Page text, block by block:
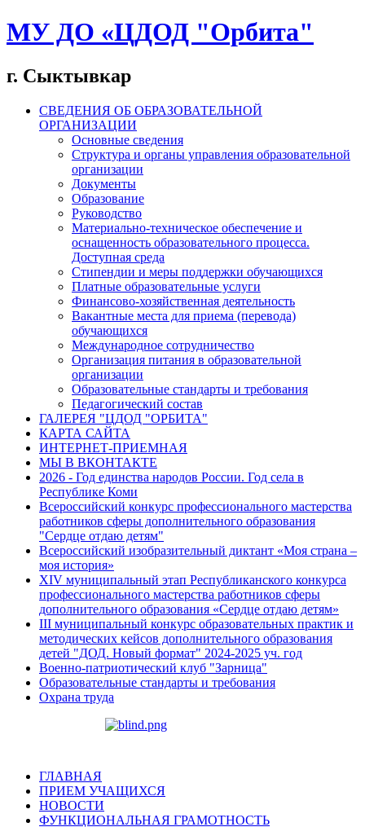
МУ ДО «ЦДОД "Орбита"
г. Сыктывкар
СВЕДЕНИЯ ОБ ОБРАЗОВАТЕЛЬНОЙ
ОРГАНИЗАЦИИ
Основные сведения
Структура и органы управления образовательной
организации
Документы
Образование
Руководство
Материально-техническое обеспечение и
оснащенность образовательного процесса.
Доступная среда
Стипендии и меры поддержки обучающихся
Платные образовательные услуги
Финансово-хозяйственная деятельность
Вакантные места для приема (перевода)
обучающихся
Международное сотрудничество
Организация питания в образовательной
организации
Образовательные стандарты и требования
Педагогический состав
ГАЛЕРЕЯ "ЦДОД "ОРБИТА"
КАРТА САЙТА
ИНТЕРНЕТ-ПРИЕМНАЯ
МЫ В ВКОНТАКТЕ
2026 - Год единства народов России. Год села в
Республике Коми
Всероссийский конкурс профессионального мастерства
работников сферы дополнительного образования
"Сердце отдаю детям"
Всероссийский изобразительный диктант «Моя страна –
моя история»
XIV муниципальный этап Республиканского конкурса
профессионального мастерства работников сферы
дополнительного образования «Сердце отдаю детям»
III муниципальный конкурс образовательных практик и
методических кейсов дополнительного образования
детей "ДОД. Новый формат" 2024-2025 уч. год
Военно-патриотический клуб "Зарница"
Образовательные стандарты и требования
Охрана труда
ГЛАВНАЯ
ПРИЕМ УЧАЩИХСЯ
НОВОСТИ
ФУНКЦИОНАЛЬНАЯ ГРАМОТНОСТЬ